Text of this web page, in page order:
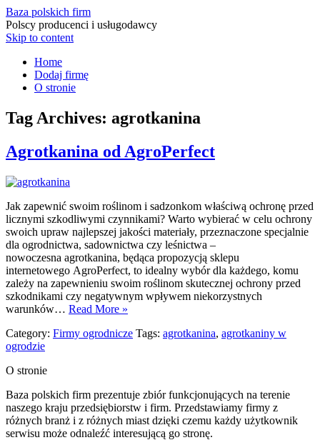
Baza polskich firm
Polscy producenci i usługodawcy
Skip to content
Home
Dodaj firmę
O stronie
Tag Archives: agrotkanina
Agrotkanina od AgroPerfect
Jak zapewnić swoim roślinom i sadzonkom właściwą ochronę przed
licznymi szkodliwymi czynnikami? Warto wybierać w celu ochrony
swoich upraw najlepszej jakości materiały, przeznaczone specjalnie
dla ogrodnictwa, sadownictwa czy leśnictwa –
nowoczesna agrotkanina, będąca propozycją sklepu
internetowego AgroPerfect, to idealny wybór dla każdego, komu
zależy na zapewnieniu swoim roślinom skutecznej ochrony przed
szkodnikami czy negatywnym wpływem niekorzystnych
warunków… Read More »
Category: Firmy ogrodnicze Tags: agrotkanina, agrotkaniny w
ogrodzie
O stronie
Baza polskich firm prezentuje zbiór funkcjonujących na terenie
naszego kraju przedsiębiorstw i firm. Przedstawiamy firmy z
różnych branż i z różnych miast dzięki czemu każdy użytkownik
serwisu może odnaleźć interesującą go stronę.